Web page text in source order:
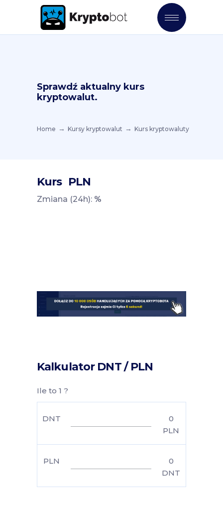
Sprawdź aktualny kurs
kryptowalut.
Home Kursy kryptowalut Kurs kryptowaluty
Kurs PLN
Zmiana (24h): %
Kalkulator DNT / PLN
Ile to 1 ?
DNT
0
PLN
PLN
0
DNT